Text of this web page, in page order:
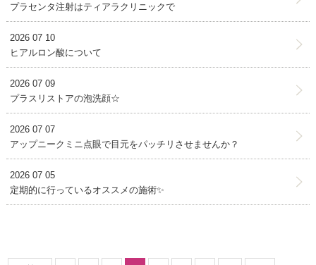
プラセンタ注射はティアラクリニックで
2026 07 10
ヒアルロン酸について
2026 07 09
プラスリストアの泡洗顔☆
2026 07 07
アップニークミニ点眼で目元をパッチリさせませんか？
2026 07 05
定期的に行っているオススメの施術✨